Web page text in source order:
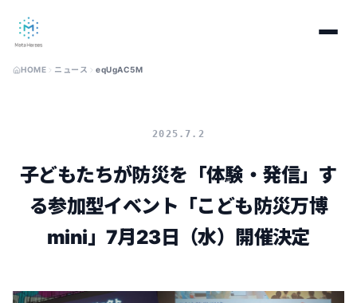
HOME ニュース eqUgAC5M
2025.7.2
子どもたちが防災を「体験・発信」す
る参加型イベント「こども防災万博
mini」7月23日（水）開催決定